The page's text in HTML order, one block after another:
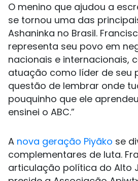
O menino que ajudou a
se tornou uma das
Ashaninka no Brasil.
representa seu povo em
nacionais e internacionais,
atuação como líder de seu
questão de lembrar onde
pouquinho que ele
ensinei o ABC.”
A nova geração Piyãko se
complementares de luta.
articulação política do Alto